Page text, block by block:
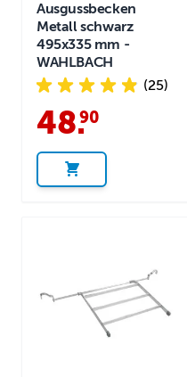
Ausgussbecken
Metall schwarz
495x335 mm -
WAHLBACH
(25)
48.
90